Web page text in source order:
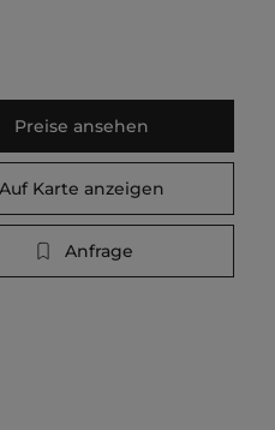
Preise ansehen
Auf Karte anzeigen
Anfrage